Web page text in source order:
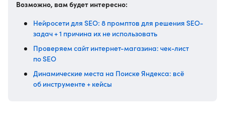
Возможно, вам будет интересно:
Нейросети для SEO: 8 промптов для решения SEO-
задач + 1 причина их не использовать
Проверяем сайт интернет-магазина: чек-лист
по SEO
Динамические места на Поиске Яндекса: всё
об инструменте + кейсы